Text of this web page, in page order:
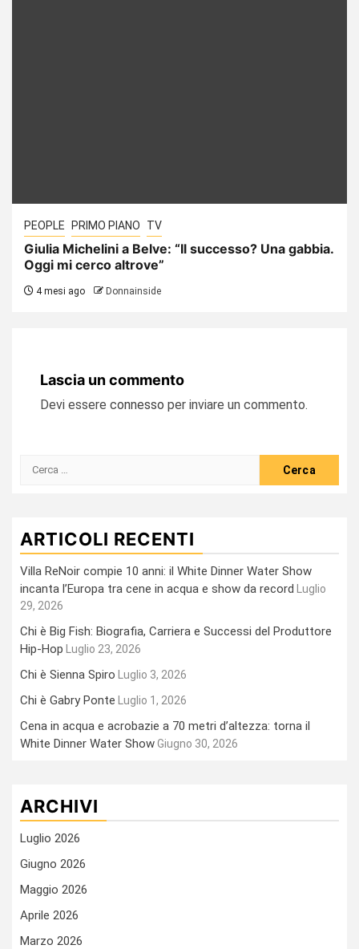
PEOPLE PRIMO PIANO TV
Giulia Michelini a Belve: “Il successo? Una gabbia.
Oggi mi cerco altrove”
4 mesi ago Donnainside
Lascia un commento
Devi essere connesso per inviare un commento.
Ricerca
ARTICOLI RECENTI
Villa ReNoir compie 10 anni: il White Dinner Water Show
incanta l’Europa tra cene in acqua e show da record Luglio
29, 2026
Chi è Big Fish: Biografia, Carriera e Successi del Produttore
Hip-Hop Luglio 23, 2026
Chi è Sienna Spiro Luglio 3, 2026
Chi è Gabry Ponte Luglio 1, 2026
Cena in acqua e acrobazie a 70 metri d’altezza: torna il
White Dinner Water ShowGiugno 30, 2026
ARCHIVI
Luglio 2026
Giugno 2026
Maggio 2026
Aprile 2026
Marzo 2026